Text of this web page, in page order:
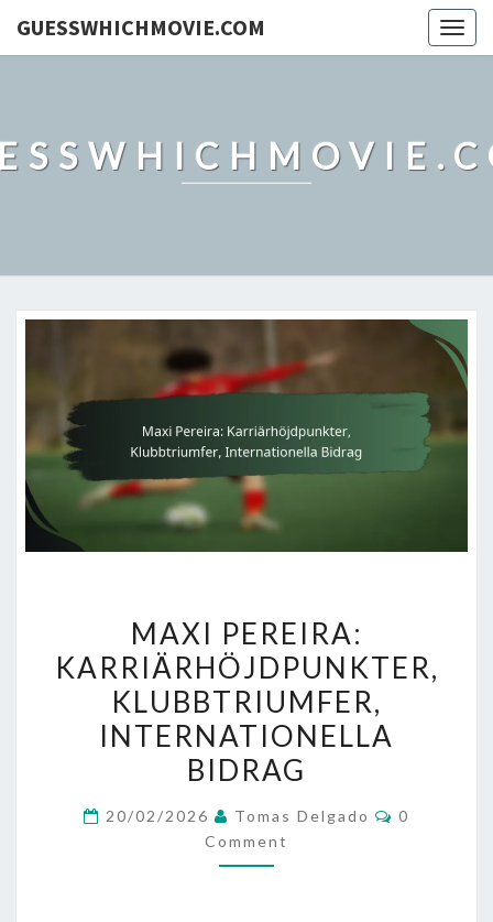
GUESSWHICHMOVIE.COM
PEREIRA:
KARRIÄRHÖJDPUNKTER,
KLUBBTRIUMFER,
INTERNATIONELLA
BIDRAG
MAXI PEREIRA:
KARRIÄRHÖJDPUNKTER,
KLUBBTRIUMFER,
INTERNATIONELLA
BIDRAG
20/02/2026 Tomas Delgado Comments
0
Comment